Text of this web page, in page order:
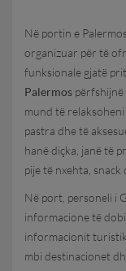
Në portin e
organizuar për të
funksionale gjatë
Palermos përfshijnë
mund të
pastra dhe të
hanë diçka, janë të
pije të nxehta, snack
Në port, personeli i
informacione të
informacionit
mbi destinacionet